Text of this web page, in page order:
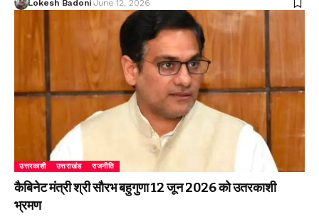
Lokesh Badoni June 12, 2026
उत्तरकाशी उत्तराखंड राजनीति
कैबिनेट मंत्री श्री सौरभ बहुगुणा 12 जून 2026 को उतरकाशी
भ्रमण